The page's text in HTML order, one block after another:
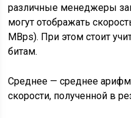
различные менеджеры
могут отображать
MBps). При этом стоит
битам.
Среднее — среднее
скорости, полученной в